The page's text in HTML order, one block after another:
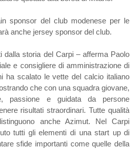
sponsor del club modenese per le
anche jersey sponsor del club.
dalla storia del Carpi – afferma Paolo
e consigliere di amministrazione di
ha scalato le vette del calcio italiano
che con una squadra giovane,
passione e guidata da persone
risultati straordinari. Tutte qualità
anche Azimut. Nel Carpi
tutti gli elementi di una start up di
sfide importanti come quelle della